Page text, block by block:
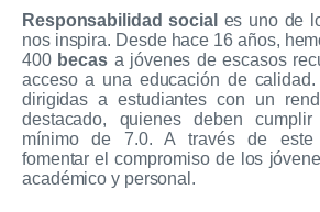
Responsabilidad social es uno de
nos inspira. Desde hace 16 años,
400 becasa jóvenes de escasos
acceso a una educación de
dirigidas a estudiantes con un
destacado, quienes deben
mínimo de 7.0. A través de este
fomentar el compromiso de los
académico y personal.